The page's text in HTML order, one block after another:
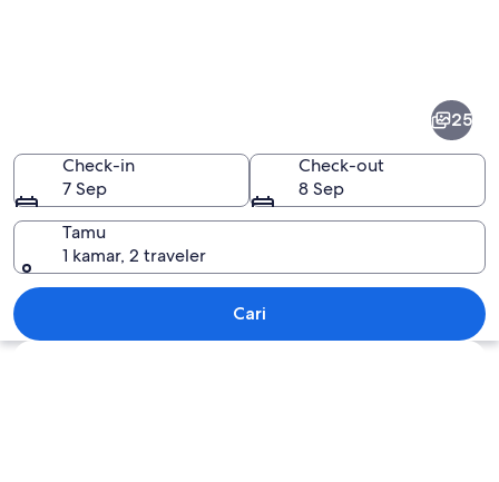
Birmingham
25
Check-in
7 Sep
Check-out
8 Sep
Tamu
1 kamar, 2 traveler
Cari
Jelajahi peta